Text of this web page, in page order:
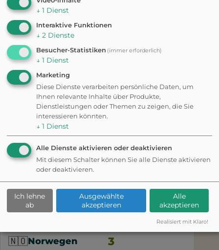
🇮🇹Italien
2 Regionen · 4 Städte 41
🇭🇷Kroatien
6 Regionen · 1 Stadt 25 Split
🇱🇺 32
🇳🇱Niederlande 30
🇳🇴Norwegen 3
↓ 1 Dienst
Interaktive Funktionen
↓ 2 Dienste
Besucher-Statistiken (immer erforderlich)
↓ 1 Dienst
Marketing
Diese Dienste verarbeiten persönliche Daten, um
Ihnen relevante Inhalte über Produkte,
Dienstleistungen oder Themen zu zeigen, die Sie
interessieren könnten.
↓ 1 Dienst
Alle Dienste aktivieren oder deaktivieren
Mit diesem Schalter können Sie alle Dienste aktivieren
oder deaktivieren.
Ich lehne
ab
Ausgewählte
akzeptieren
Alle
akzeptieren
Realisiert mit Klaro!